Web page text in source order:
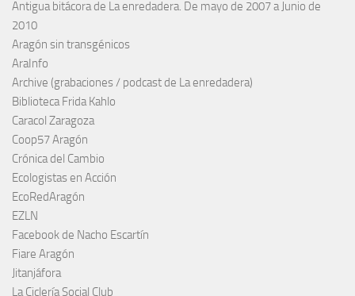
Antigua bitácora de La enredadera. De mayo de 2007 a Junio de
2010
Aragón sin transgénicos
AraInfo
Archive (grabaciones / podcast de La enredadera)
Biblioteca Frida Kahlo
Caracol Zaragoza
Coop57 Aragón
Crónica del Cambio
Ecologistas en Acción
EcoRedAragón
EZLN
Facebook de Nacho Escartín
Fiare Aragón
Jitanjáfora
La Ciclería Social Club